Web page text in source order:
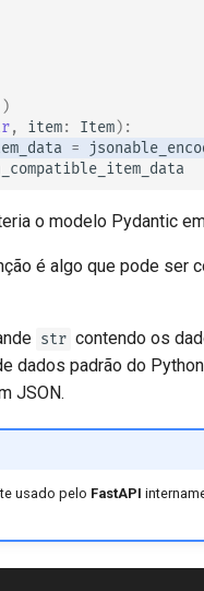
)
, item: Item):
=
o modelo Pydantic
é algo que pode ser
str contendo os
dados padrão do
JSON.
usado pelo FastAPI